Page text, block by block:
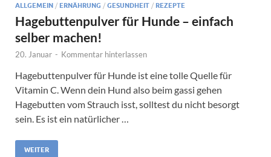
ALLGEMEIN / ERNÄHRUNG / GESUNDHEIT / REZEPTE
Hagebuttenpulver für Hunde – einfach
selber machen!
20. Januar - Kommentar hinterlassen
Hagebuttenpulver für Hunde ist eine tolle Quelle für
Vitamin C. Wenn dein Hund also beim gassi gehen
Hagebutten vom Strauch isst, solltest du nicht besorgt
sein. Es ist ein natürlicher …
WEITER